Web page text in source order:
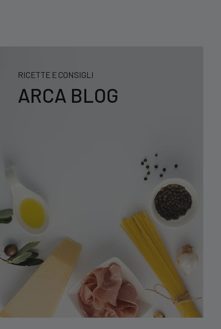
RICETTE E CONSIGLI
ARCA BLOG